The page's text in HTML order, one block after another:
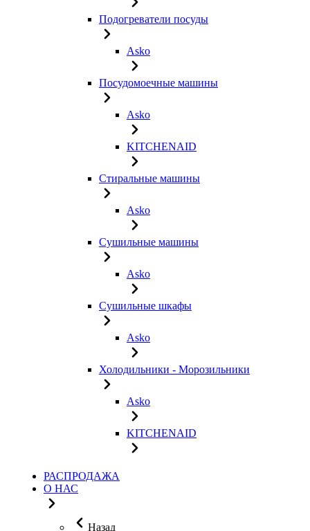
Подогреватели посуды
Asko
Посудомоечные машины
Asko
KITCHENAID
Стиральные машины
Asko
Сушильные машины
Asko
Сушильные шкафы
Asko
Холодильники - Морозильники
Asko
KITCHENAID
РАСПРОДАЖА
О НАС
Назад